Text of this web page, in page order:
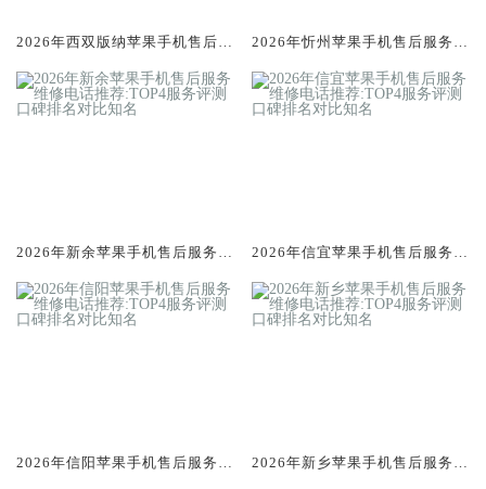
2026年西双版纳苹果手机售后服
口碑排名对比知名
2026年忻州苹果手机售后服务维
排名对比知名
2026年新余苹果手机售后服务维
排名对比知名
2026年信宜苹果手机售后服务维
排名对比知名
2026年信阳苹果手机售后服务维
2026年新乡苹果手机售后服务维